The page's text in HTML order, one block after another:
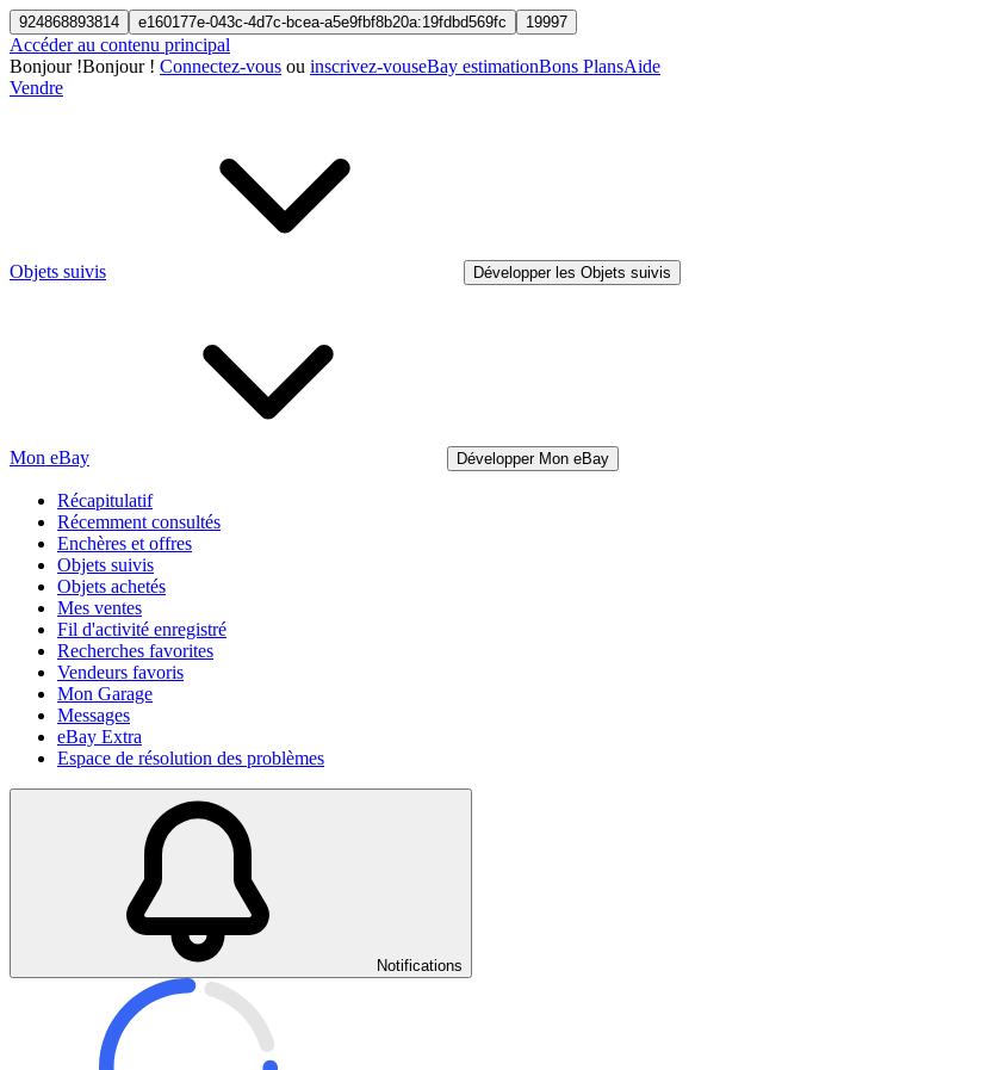
924868893814 e160177e-043c-4d7c-bcea-a5e9fbf8b20a:19fdbd569fc 19997
Accéder au contenu principal
Bonjour !Bonjour ! Connectez-vous ou inscrivez-vouseBay estimationBons PlansAide
Vendre
Objets suivis Développer les Objets suivis
Mon eBay Développer Mon eBay
Récapitulatif
Récemment consultés
Enchères et offres
Objets suivis
Objets achetés
Mes ventes
Fil d'activité enregistré
Recherches favorites
Vendeurs favoris
Mon Garage
Messages
eBay Extra
Espace de résolution des problèmes
Notifications